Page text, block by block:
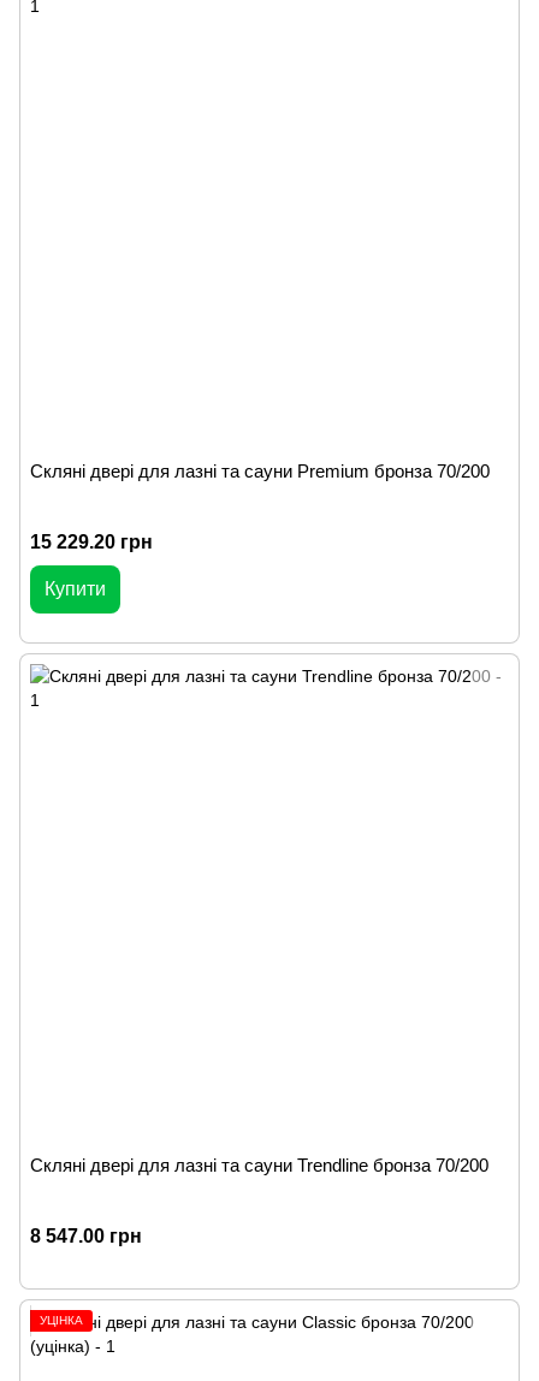
Скляні двері для лазні та сауни Premium бронза 70/200
15 229.20 грн
Купити
Скляні двері для лазні та сауни Trendline бронза 70/200
8 547.00 грн
УЦІНКА